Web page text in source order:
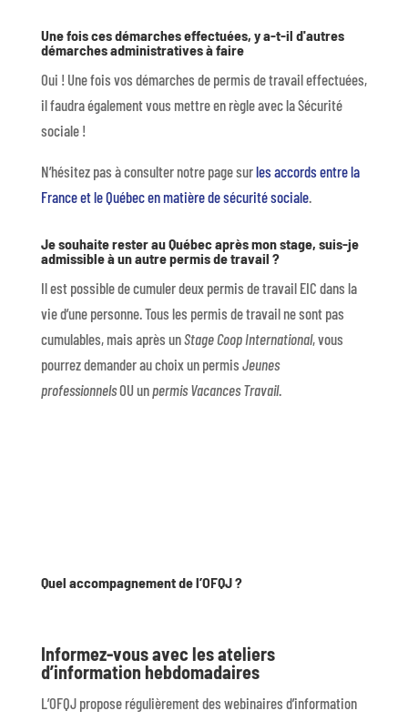
Une fois ces démarches effectuées, y a-t-il d'autres
démarches administratives à faire
Oui ! Une fois vos démarches de permis de travail effectuées,
il faudra également vous mettre en règle avec la Sécurité
sociale !
N’hésitez pas à consulter notre page surles accords entre la
France et le Québec en matière de sécurité sociale.
Je souhaite rester au Québec après mon stage, suis-je
admissible à un autre permis de travail ?
Il est possible de cumuler deux permis de travail EIC dans la
vie d’une personne. Tous les permis de travail ne sont pas
cumulables, mais après unStage Coop International, vous
pourrez demander au choix un permis Jeunes
professionnelsOU un permis Vacances Travail.
Quel accompagnement de l’OFQJ ?
Informez-vous avec les ateliers
d’information hebdomadaires
L’OFQJ propose régulièrement des webinaires d’information